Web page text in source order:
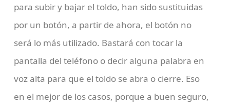
para subir y bajar el toldo, han sido sustituidas
por un botón, a partir de ahora, el botón no
será lo más utilizado. Bastará con tocar la
pantalla del teléfono o decir alguna palabra en
voz alta para que el toldo se abra o cierre. Eso
en el mejor de los casos, porque a buen seguro,